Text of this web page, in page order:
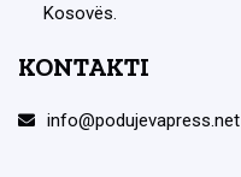
Kosovës.
KONTAKTI
info@podujevapress.net